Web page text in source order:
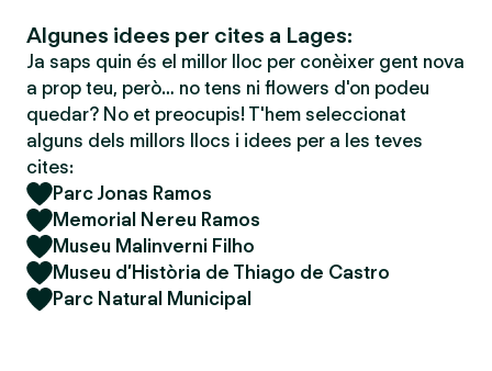
Algunes idees per cites a Lages:
Ja saps quin és el millor lloc per conèixer gent nova
a prop teu, però… no tens ni flowers d'on podeu
quedar? No et preocupis! T'hem seleccionat
alguns dels millors llocs i idees per a les teves
cites:
Parc Jonas Ramos
Memorial Nereu Ramos
Museu Malinverni Filho
Museu d’Història de Thiago de Castro
Parc Natural Municipal